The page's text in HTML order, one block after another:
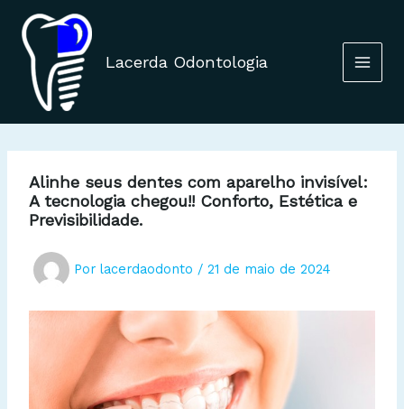
para
conteúdo
Lacerda Odontologia
Alinhe seus dentes com aparelho invisível:
A tecnologia chegou!! Conforto, Estética e
Previsibilidade.
Por lacerdaodonto / 21 de maio de 2024